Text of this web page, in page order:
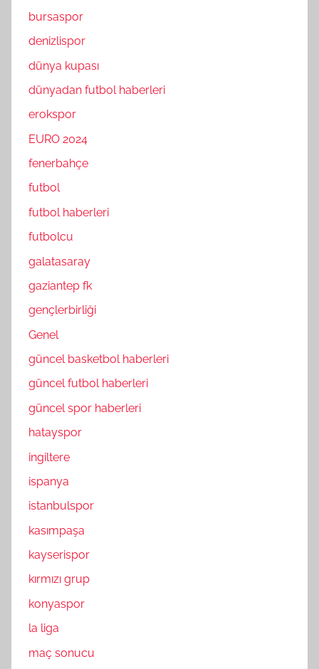
bursaspor
denizlispor
dünya kupası
dünyadan futbol haberleri
erokspor
EURO 2024
fenerbahçe
futbol
futbol haberleri
futbolcu
galatasaray
gaziantep fk
gençlerbirliği
Genel
güncel basketbol haberleri
güncel futbol haberleri
güncel spor haberleri
hatayspor
ingiltere
ispanya
istanbulspor
kasımpaşa
kayserispor
kırmızı grup
konyaspor
la liga
maç sonucu